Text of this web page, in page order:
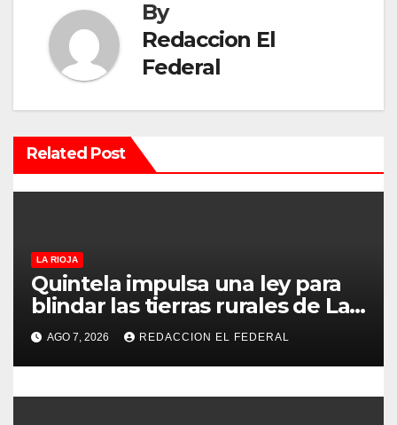
c
ó
n
d
e
n
t
r
a
By
Redaccion El
Federal
Related Post
LA RIOJA
Quintela impulsa una ley para
blindar las tierras rurales de La
Rioja: cuáles son los principales
puntos
AGO 7, 2026 REDACCION EL FEDERAL